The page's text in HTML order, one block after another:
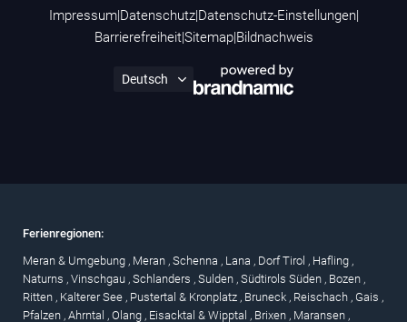
Impressum|Datenschutz|Datenschutz-Einstellungen|
Barrierefreiheit|Sitemap|Bildnachweis
Ferienregionen:
Meran & Umgebung , Meran , Schenna , Lana , Dorf Tirol , Hafling ,
Naturns , Vinschgau , Schlanders , Sulden , Südtirols Süden , Bozen ,
Ritten , Kalterer See , Pustertal & Kronplatz , Bruneck , Reischach , Gais ,
Pfalzen , Ahrntal , Olang , Eisacktal & Wipptal , Brixen , Maransen ,